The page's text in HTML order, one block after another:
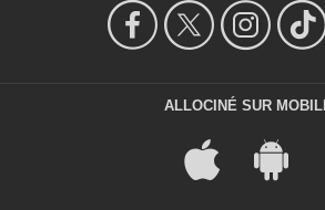
ALLOCINÉ SUR